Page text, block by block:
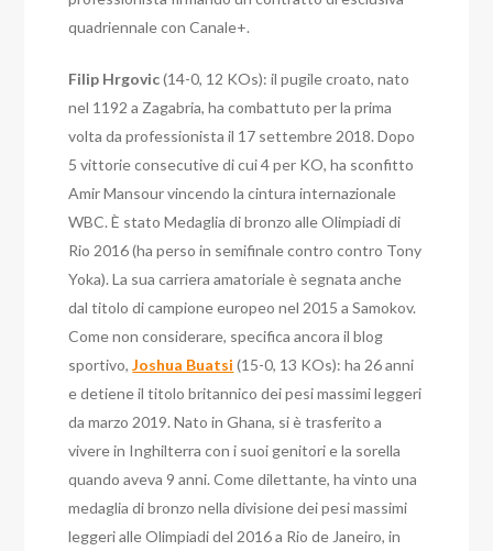
quadriennale con Canale+.
Filip Hrgovic(14-0, 12 KOs): il pugile croato, nato
nel 1192 a Zagabria, ha combattuto per la prima
volta da professionista il 17 settembre 2018. Dopo
5 vittorie consecutive di cui 4 per KO, ha sconfitto
Amir Mansour vincendo la cintura internazionale
WBC. È stato Medaglia di bronzo alle Olimpiadi di
Rio 2016 (ha perso in semifinale contro contro Tony
Yoka). La sua carriera amatoriale è segnata anche
dal titolo di campione europeo nel 2015 a Samokov.
Come non considerare, specifica ancorail blog
sportivo,Joshua Buatsi (15-0, 13 KOs): ha 26 anni
e detiene il titolo britannico dei pesi massimi leggeri
da marzo 2019. Nato in Ghana, si è trasferito a
vivere in Inghilterra con i suoi genitori e la sorella
quando aveva 9 anni. Come dilettante, ha vinto una
medaglia di bronzo nella divisione dei pesi massimi
leggeri alle Olimpiadi del 2016 a Rio de Janeiro, in